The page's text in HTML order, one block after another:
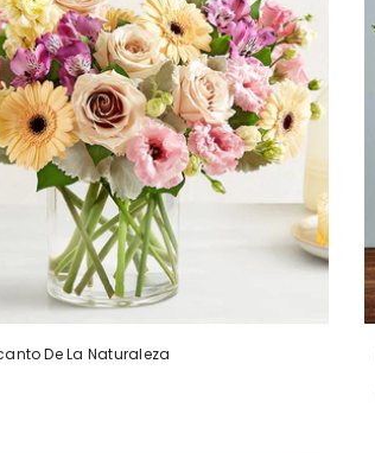
De La Naturaleza